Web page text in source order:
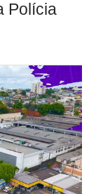
Polícia